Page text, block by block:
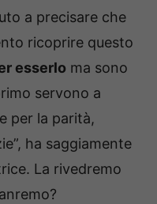
a precisare che
ricoprire questo
esserlo ma sono
servono a
per la parità,
ha saggiamente
La rivedremo